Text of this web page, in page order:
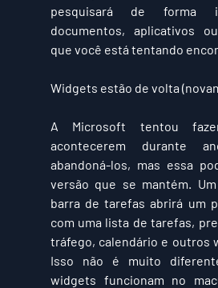
pesquisará de forma
documentos, aplicativos
que você está tentando
Widgets estão de volta
A Microsoft tentou
acontecerem durante
abandoná-los, mas essa
versão que se mantém.
barra de tarefas abrirá um
com uma lista de tarefas,
tráfego, calendário e outros
Isso não é muito
widgets funcionam no